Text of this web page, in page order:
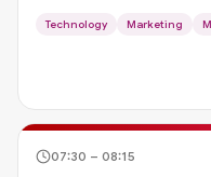
Technology Marketing
07:30 – 08:15